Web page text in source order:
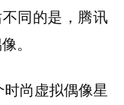
同的是，腾讯
。
尚虚拟偶像星